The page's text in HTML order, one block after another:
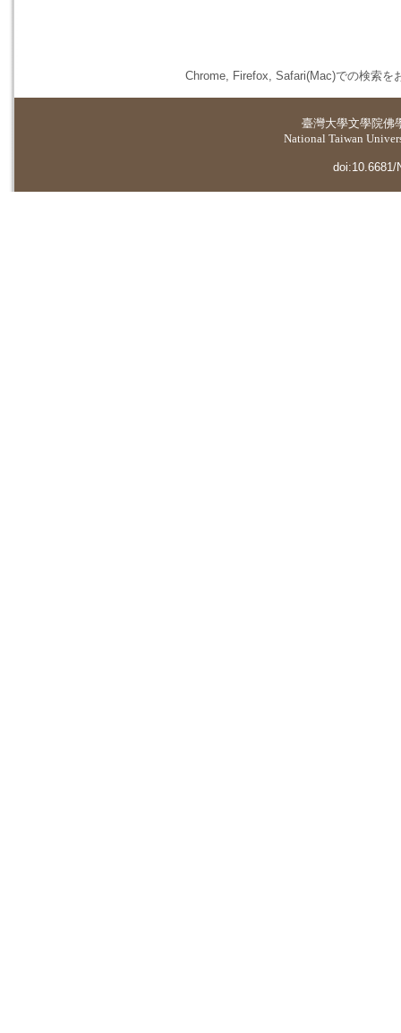
Chrome, Firefox, Safari(Mac)での検索を
臺灣大學文學院佛
National Taiwan
doi:10.6681/